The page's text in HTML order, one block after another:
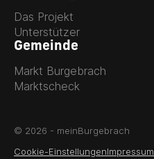
Das Projekt
Unterstützer
Gemeinde
Markt Burgebrach
Marktscheck
© 2026 - meinBurgebrach
Cookie-EinstellungenImpressum